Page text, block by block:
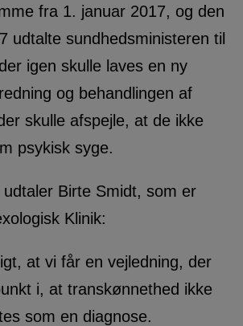
fra 1. januar 2017, og den
udtalte sundhedsministeren til
igen skulle laves en ny
og behandlingen af
skulle afspejle, at de ikke
psykisk syge.
Birte Smidt, som er
Klinik:
at vi får en vejledning, der
i, at transkønnethed ikke
som en diagnose.